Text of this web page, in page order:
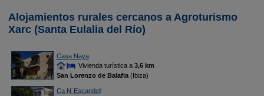
Alojamientos rurales cercanos a Agroturismo
Xarc (Santa Eulalia del Río)
Casa Naya
Vivienda turística a 3,6 km
San Lorenzo de Balafia(Ibiza)
Ca N´Escandell